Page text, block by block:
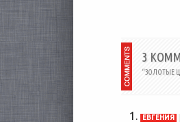
цепочки и
3
“ЗОЛОТЫЕ
ЕВГЕНИЯ